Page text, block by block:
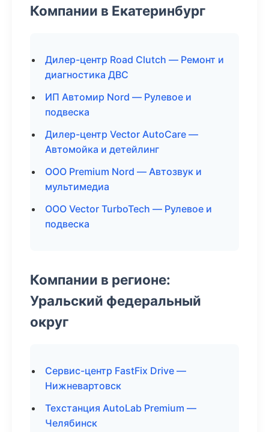
Компании в Екатеринбург
Дилер-центр Road Clutch — Ремонт и
диагностика ДВС
ИП Автомир Nord — Рулевое и
подвеска
Дилер-центр Vector AutoCare —
Автомойка и детейлинг
ООО Premium Nord — Автозвук и
мультимедиа
ООО Vector TurboTech — Рулевое и
подвеска
Компании в регионе:
Уральский федеральный
округ
Сервис-центр FastFix Drive —
Нижневартовск
Техстанция AutoLab Premium —
Челябинск